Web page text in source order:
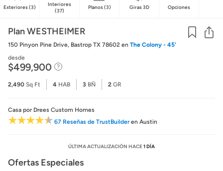
Exteriores(3)
Interiores
(37)
Planos(3) Giras 3D Opciones
Plan WESTHEIMER
150 Pinyon Pine Drive, Bastrop TX 78602 en The Colony - 45'
desde
$499,900
2,490 Sq Ft 4 HAB 3 BÑ 2 GR
Casa por Drees Custom Homes
67 Reseñas de TrustBuilderen Austin
ÚLTIMA ACTUALIZACIÓN HACE1 DÍA
Ofertas Especiales